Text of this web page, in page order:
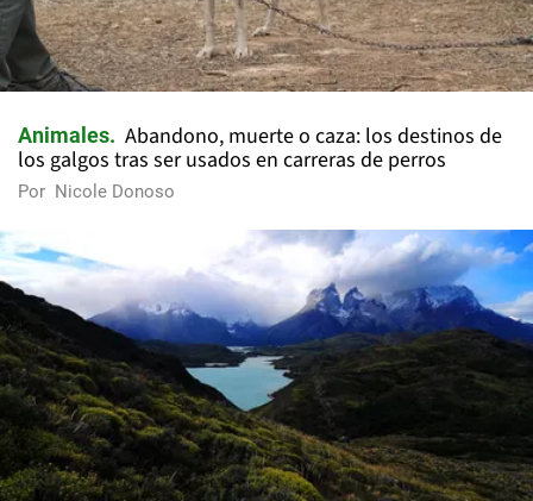
Animales
Abandono, muerte o caza: los destinos de
los galgos tras ser usados en carreras de perros
Por Nicole Donoso